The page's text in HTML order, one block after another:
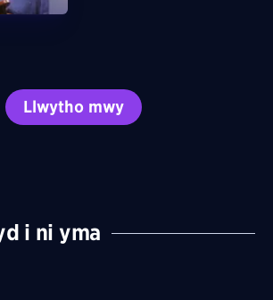
Llwytho mwy
i ni yma